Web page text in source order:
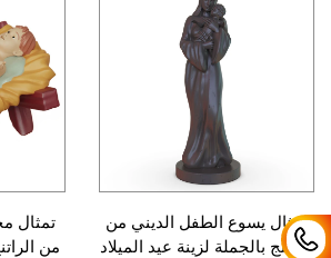
تمثال يسوع الطفل الديني من
الراتنج بالجملة لزينة عيد الميلاد
تمثال
من